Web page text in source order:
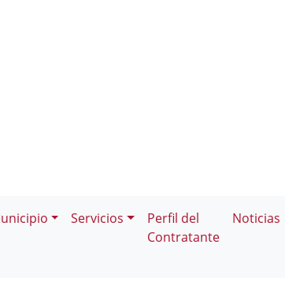
Servicios
Perfil del
Contratante
Noticias